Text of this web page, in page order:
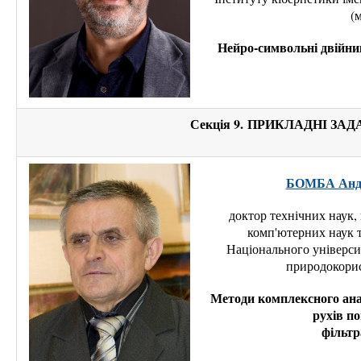
Нейро-символьні
Секція 9. ПРИКЛАДНІ
БОМБА
доктор технічних
комп'ютерних наук
Національного
Методи комплексного
рухів